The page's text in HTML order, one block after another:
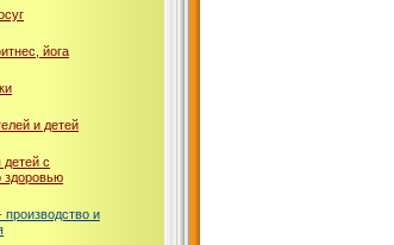
йога
и детей
детей с
здоровью
производство и